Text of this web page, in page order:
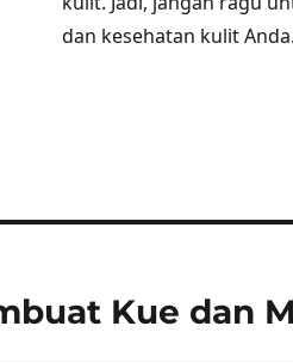
dan kesehatan kulit Anda.
Kue dan